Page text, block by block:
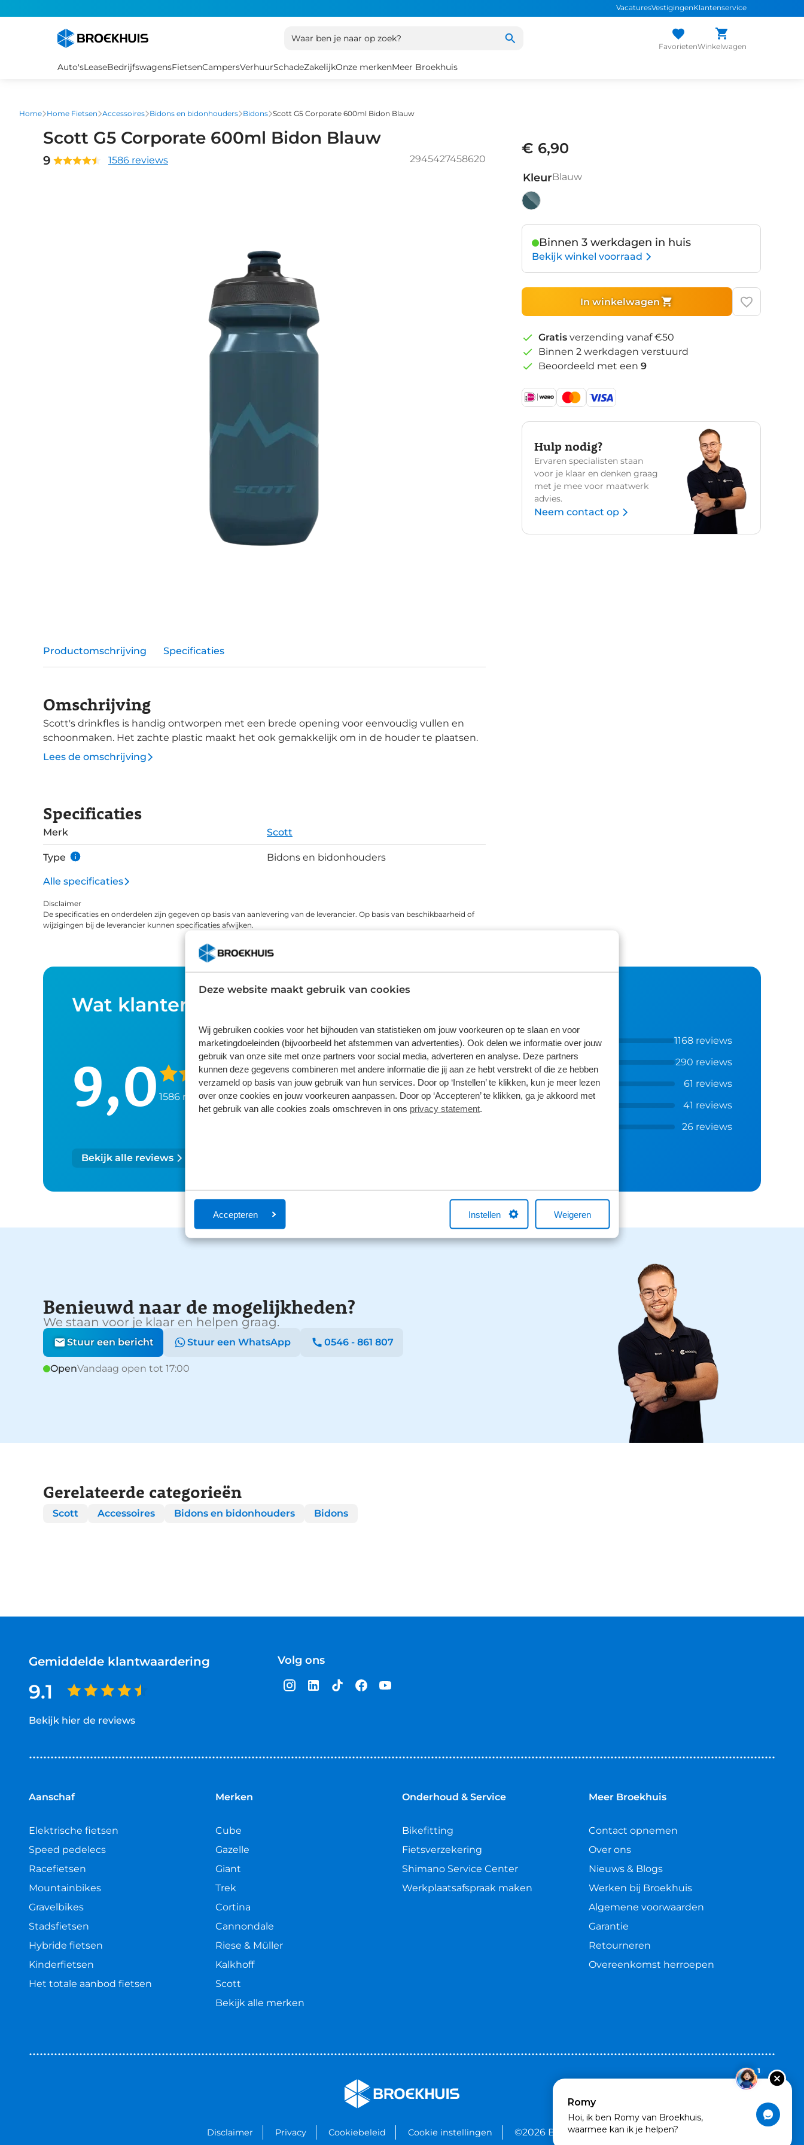
Deze website maakt gebruik van cookies
Wij gebruiken cookies voor het bijhouden van statistieken om jouw voorkeuren op te slaan en voor
marketingdoeleinden (bijvoorbeeld het afstemmen van advertenties). Ook delen we informatie over jouw
gebruik van onze site met onze partners voor social media, adverteren en analyse. Deze partners
kunnen deze gegevens combineren met andere informatie die jij aan ze hebt verstrekt of die ze hebben
verzameld op basis van jouw gebruik van hun services. Door op ‘Instellen’ te klikken, kun je meer lezen
over onze cookies en jouw voorkeuren aanpassen. Door op ‘Accepteren’ te klikken, ga je akkoord met
het gebruik van alle cookies zoals omschreven in ons privacy statement.
Accepteren Instellen Weigeren
VacaturesVestigingenKlantenservice
Waar ben je naar op zoek?
FavorietenWinkelwagen
Auto'sLeaseBedrijfswagensFietsenCampersVerhuurSchadeZakelijkOnze merkenMeer Broekhuis
Home Home Fietsen Accessoires Bidons en bidonhouders Bidons Scott G5 Corporate 600ml Bidon Blauw
Scott G5 Corporate 600ml Bidon Blauw
9 1586 reviews 2945427458620
€ 6,90
KleurBlauw
Binnen 3 werkdagen in huis
Bekijk winkel voorraad
In winkelwagen
Gratis verzending vanaf €50
Binnen 2 werkdagen verstuurd
Beoordeeld met een 9
Hulp nodig?
Ervaren specialisten staan
voor je klaar en denken graag
met je mee voor maatwerk
advies.
Neem contact op
Productomschrijving Specificaties
Omschrijving
Scott's drinkfles is handig ontworpen met een brede opening voor eenvoudig vullen en
schoonmaken. Het zachte plastic maakt het ook gemakkelijk om in de houder te plaatsen.
Lees de omschrijving
Specificaties
Merk Scott
Type Bidons en bidonhouders
Alle specificaties
Disclaimer
De specificaties en onderdelen zijn gegeven op basis van aanlevering van de leverancier. Op basis van beschikbaarheid of
wijzigingen bij de leverancier kunnen specificaties afwijken.
Wat klanten over ons zeggen
9,0 1586 reviews
5 1168 reviews
4 290 reviews
3 61 reviews
2 41 reviews
26 reviews
Bekijk alle reviews
Benieuwd naar de mogelijkheden?
We staan voor je klaar en helpen graag.
Stuur een bericht Stuur een WhatsApp 0546 - 861 807
OpenVandaag open tot 17:00
Gerelateerde categorieën
Scott Accessoires Bidons en bidonhouders Bidons
Gemiddelde klantwaardering
9.1
Bekijk hier de reviews
van
Volg ons
Aanschaf
Elektrische fietsen
Speed pedelecs
Racefietsen
Mountainbikes
Gravelbikes
Stadsfietsen
Hybride fietsen
Kinderfietsen
Het totale aanbod fietsen
Merken
Cube
Gazelle
Giant
Trek
Cortina
Cannondale
Riese & Müller
Kalkhoff
Scott
Bekijk alle merken
Onderhoud & Service
Bikefitting
Fietsverzekering
Shimano Service Center
Werkplaatsafspraak maken
Meer Broekhuis
Contact opnemen
Over ons
Nieuws & Blogs
Werken bij Broekhuis
Algemene voorwaarden
Garantie
Retourneren
Overeenkomst herroepen
Disclaimer Privacy Cookiebeleid Cookie instellingen ©2026 Broekhuis
1
Romy
Hoi, ik ben Romy van Broekhuis,
waarmee kan ik je helpen?